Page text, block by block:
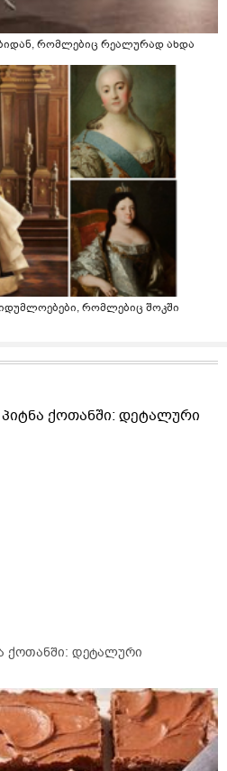
რომლებიც რეალურად ახდა
რომლებიც შოკში
ქოთანში: დეტალური